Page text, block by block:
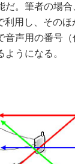
だ。筆者の場
用し、その
音声用の番号
うになる。